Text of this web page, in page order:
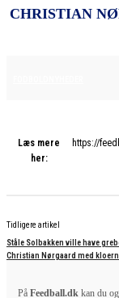
CHRISTIAN
Læs mere
her:
https://
Tidligere artikel
Ståle Solbakken ville have
Christian Nørgaard med
På Feedball.dkkan du